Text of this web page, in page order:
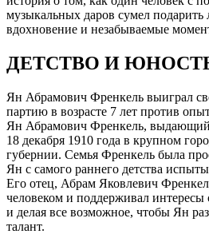
музыкальных даров сумел подарить
вдохновение и незабываемые
ДЕТСТВО И
Ян Абрамович Френкель выиграл
партию в возрасте 7 лет против
Ян Абрамович Френкель,
18 декабря 1910 года в крупном
губернии. Семья Френкель была
Ян с самого раннего детства
Его отец, Абрам Яковлевич
человеком и поддерживал интересы
и делая все возможное, чтобы Ян
талант.